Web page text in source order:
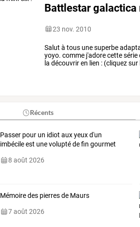
Battlestar galactica
23 nov. 2010
Salut à tous unesuperbe
yoyo. comme j'adorecettesérie
la découvriren lien : (cliquezsur
Récents
Passer pour un idiot aux yeux d'un
imbécile est une volupté de fin gourmet
8 août 2026
Mémoire des pierres de Maurs
7 août 2026